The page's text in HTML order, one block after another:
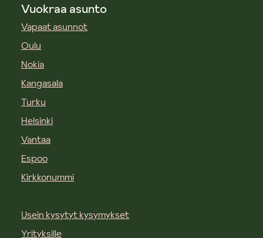
Vuokraa asunto
Vapaat asunnot
Oulu
Nokia
Kangasala
Turku
Helsinki
Vantaa
Espoo
Kirkkonummi
Usein kysytyt kysymykset
Yrityksille